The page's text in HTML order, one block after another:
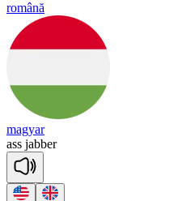
română
magyar
ass jabber